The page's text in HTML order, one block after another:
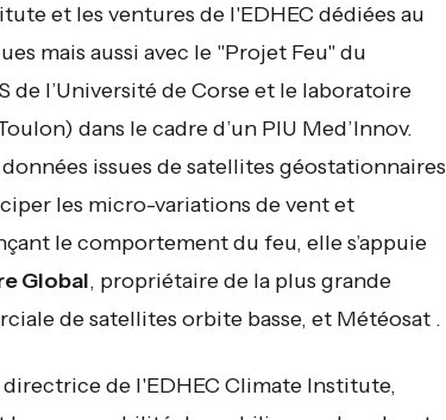
et les ventures de l'EDHEC dédiées au
mais aussi avec le "Projet Feu" du
de l’Université de Corse et le laboratoire
dans le cadre d’un PIU Med’Innov.
issues de satellites géostationnaires
les micro-variations de vent et
le comportement du feu, elle s’appuie
Global, propriétaire de la plus grande
de satellites orbite basse, et Météosat .
directrice de l'EDHEC Climate Institute,